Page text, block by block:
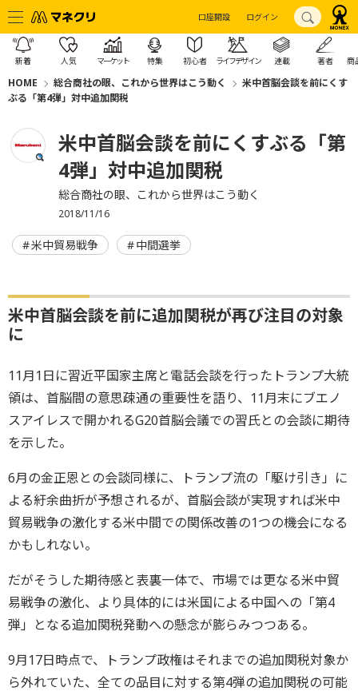
口座開設 ログイン
新着 人気 マーケット 特集 初心者 ライフデザイン 連載 著者 商
HOME 総合商社の眼、これから世界はこう動く
米中首脳会談を前にくす
ぶる「第4弾」対中追加関税
米中首脳会談を前にくすぶる「第
4弾」対中追加関税
総合商社の眼、これから世界はこう動く
2018/11/16
米中貿易戦争 中間選挙
米中首脳会談を前に追加関税が再び注目の対象
に
11月1日に習近平国家主席と電話会談を行ったトランプ大統
領は、首脳間の意思疎通の重要性を語り、11月末にブエノ
スアイレスで開かれるG20首脳会議での習氏との会談に期待
を示した。
6月の金正恩との会談同様に、トランプ流の「駆け引き」に
よる紆余曲折が予想されるが、首脳会談が実現すれば米中
貿易戦争の激化する米中間での関係改善の1つの機会になる
かもしれない。
だがそうした期待感と表裏一体で、市場では更なる米中貿
易戦争の激化、より具体的には米国による中国への「第4
弾」となる追加関税発動への懸念が膨らみつつある。
9月17日時点で、トランプ政権はそれまでの追加関税対象か
ら外れていた、全ての品目に対する第4弾の追加関税の可能